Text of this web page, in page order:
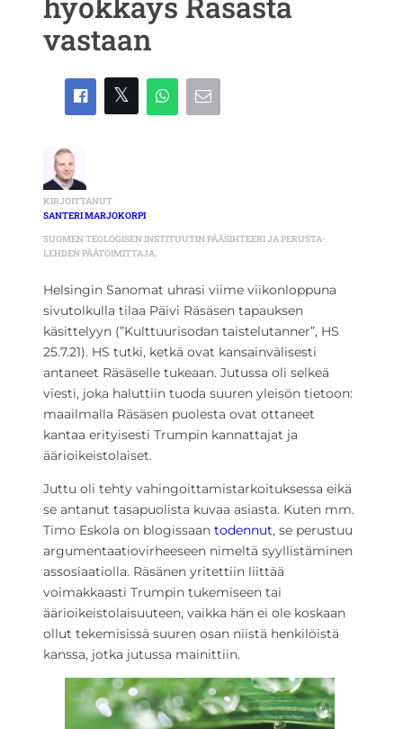
vastaan
KIRJOITTANUT
SANTERI MARJOKORPI
SUOMEN TEOLOGISEN INSTITUUTIN PÄÄSIHTEERI JA PERUSTA-
LEHDEN PÄÄTOIMITTAJA.
Helsingin Sanomat uhrasi viime viikonloppuna
sivutolkulla tilaa Päivi Räsäsen tapauksen
käsittelyyn (”Kulttuurisodan taistelutanner”, HS
25.7.21). HS tutki, ketkä ovat kansainvälisesti
antaneet Räsäselle tukeaan. Jutussa oli selkeä
viesti, joka haluttiin tuoda suuren yleisön tietoon:
maailmalla Räsäsen puolesta ovat ottaneet
kantaa erityisesti Trumpin kannattajat ja
äärioikeistolaiset.
Juttu oli tehty vahingoittamistarkoituksessa eikä
se antanut tasapuolista kuvaa asiasta. Kuten mm.
Timo Eskola on blogissaan todennut, se perustuu
argumentaatiovirheeseen nimeltä syyllistäminen
assosiaatiolla. Räsänen yritettiin liittää
voimakkaasti Trumpin tukemiseen tai
äärioikeistolaisuuteen, vaikka hän ei ole koskaan
ollut tekemisissä suuren osan niistä henkilöistä
kanssa, jotka jutussa mainittiin.